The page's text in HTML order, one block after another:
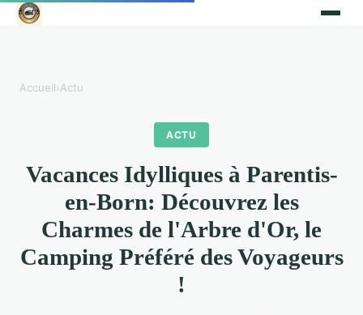
Accueil›Actu
ACTU
Vacances Idylliques à Parentis-
en-Born: Découvrez les
Charmes de l'Arbre d'Or, le
Camping Préféré des Voyageurs
!